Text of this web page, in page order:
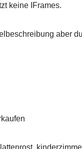
keine IFrames.
aber